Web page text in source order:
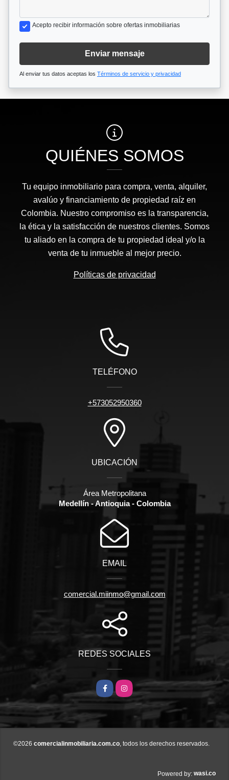
Acepto recibir información sobre ofertas inmobiliarias
Enviar mensaje
Al enviar tus datos aceptas los Términos de servicio y privacidad
QUIÉNES SOMOS
Tu equipo inmobiliario para compra, venta, alquiler,
avalúo y financiamiento de propiedad raíz en
Colombia. Nuestro compromiso es la transparencia,
la ética y la satisfacción de nuestros clientes. Somos
tu aliado en la compra de tu propiedad ideal y/o la
venta de tu inmueble al mejor precio.
Políticas de privacidad
TELÉFONO
+573052950360
UBICACIÓN
Área Metropolitana
Medellín - Antioquia - Colombia
EMAIL
comercial.miinmo@gmail.com
REDES SOCIALES
FacebookInstagram
©2026 comercialinmobiliaria.com.co, todos los derechos reservados.
Powered by: wasi.co